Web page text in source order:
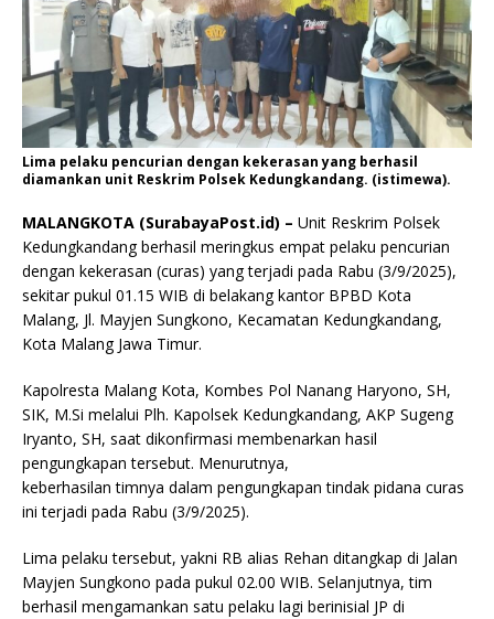
Lima pelaku pencurian dengan kekerasan yang berhasil
diamankan unit Reskrim Polsek Kedungkandang. (istimewa).
MALANGKOTA (SurabayaPost.id) – Unit Reskrim Polsek
Kedungkandang berhasil meringkus empat pelaku pencurian
dengan kekerasan (curas) yang terjadi pada Rabu (3/9/2025),
sekitar pukul 01.15 WIB di belakang kantor BPBD Kota
Malang, Jl. Mayjen Sungkono, Kecamatan Kedungkandang,
Kota Malang Jawa Timur.
Kapolresta Malang Kota, Kombes Pol Nanang Haryono, SH,
SIK, M.Si melalui Plh. Kapolsek Kedungkandang, AKP Sugeng
Iryanto, SH, saat dikonfirmasi membenarkan hasil
pengungkapan tersebut. Menurutnya,
keberhasilan timnya dalam pengungkapan tindak pidana curas
ini terjadi pada Rabu (3/9/2025).
Lima pelaku tersebut, yakni RB alias Rehan ditangkap di Jalan
Mayjen Sungkono pada pukul 02.00 WIB. Selanjutnya, tim
berhasil mengamankan satu pelaku lagi berinisial JP di